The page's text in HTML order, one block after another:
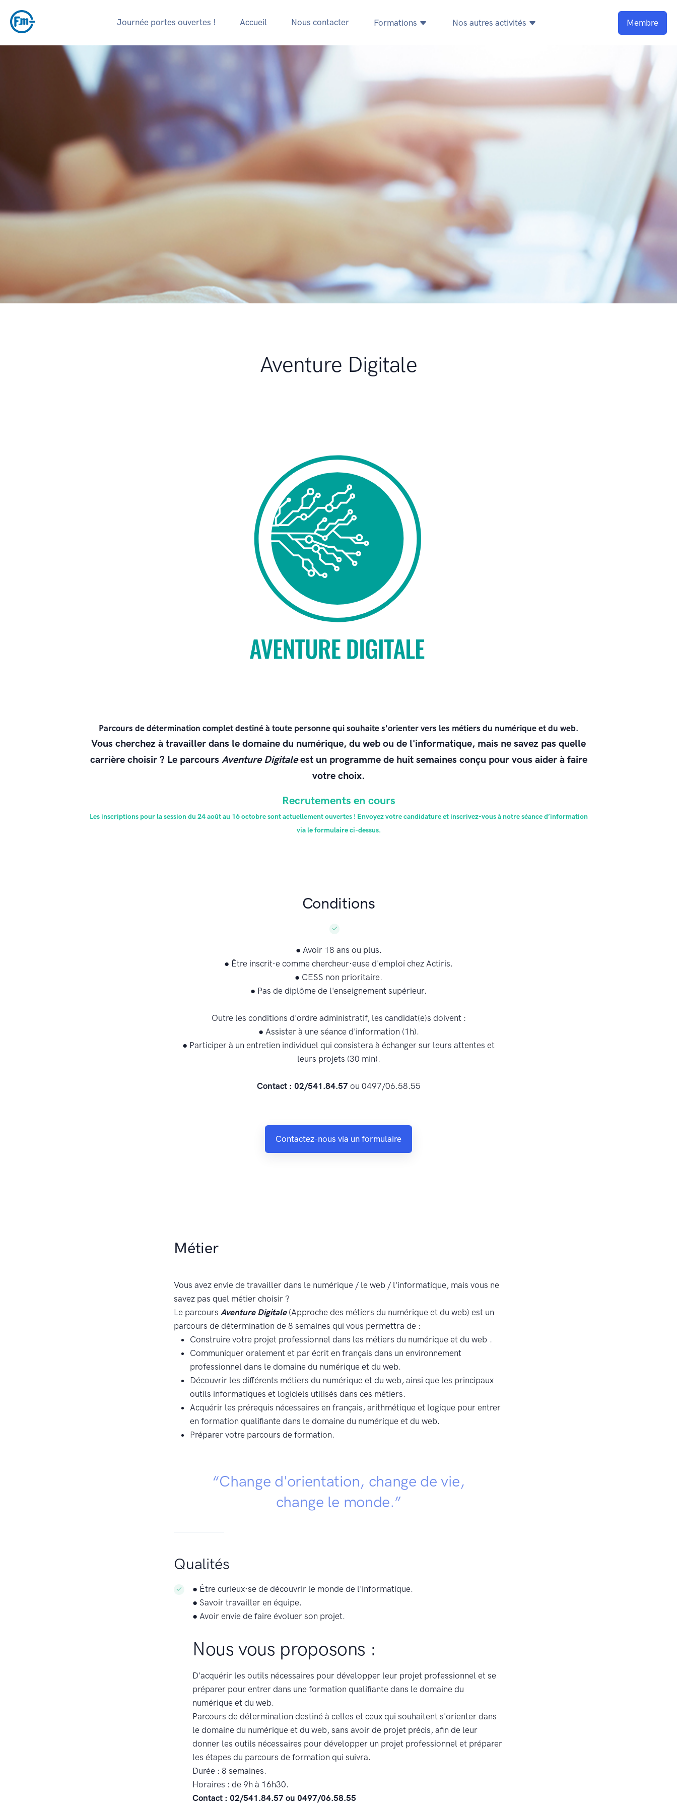
Journée portes ouvertes ! Accueil Nous contacter Formations Nos autres activités Membre
Aventure Digitale
Parcours de détermination complet destiné à toute personne qui souhaite s'orienter vers les métiers du numérique et du web.
Vous cherchez à travailler dans le domaine du numérique, du web ou de l'informatique, mais ne savez pas quelle
carrière choisir ? Le parcours Aventure Digitaleest un programme de huit semaines conçu pour vous aider à faire
votre choix.
Recrutements en cours
Les inscriptions pour la session du 24 août au 16 octobre sont actuellement ouvertes ! Envoyez votre candidature et inscrivez-vous à notre séance d’information
via le formulaire ci-dessus.
Conditions
● Avoir 18 ans ou plus.
● Être inscrit·e comme chercheur·euse d'emploi chez Actiris.
● CESS non prioritaire.
● Pas de diplôme de l'enseignement supérieur.
Outre les conditions d'ordre administratif, les candidat(e)s doivent :
● Assister à une séance d'information (1h).
● Participer à un entretien individuel qui consistera à échanger sur leurs attentes et
leurs projets (30 min).
Contact : 02/541.84.57ou 0497/06.58.55
Contactez-nous via un formulaire
Métier
Vous avez envie de travailler dans le numérique / le web / l'informatique, mais vous ne
savez pas quel métier choisir ?
Le parcoursAventure Digitale(Approche des métiers du numérique et du web) est un
parcours de détermination de 8 semaines qui vous permettra de :
Construire votre projet professionnel dans les métiers du numérique et du web .
Communiquer oralement et par écrit en français dans un environnement
professionnel dans le domaine du numérique et du web.
Découvrir les différents métiers du numérique et du web, ainsi que les principaux
outils informatiques et logiciels utilisés dans ces métiers.
Acquérir les prérequis nécessaires en français, arithmétique et logique pour entrer
en formation qualifiante dans le domaine du numérique et du web.
Préparer votre parcours de formation.
“Change d'orientation, change de vie,
change le monde.”
Qualités
● Être curieux·se de découvrir le monde de l'informatique.
● Savoir travailler en équipe.
● Avoir envie de faire évoluer son projet.
Nous vous proposons :
D'acquérir les outils nécessaires pour développer leur projet professionnel et se
préparer pour entrer dans une formation qualifiante dans le domaine du
numérique et du web.
Parcours de détermination destiné à celles et ceux qui souhaitent s'orienter dans
le domaine du numérique et du web, sans avoir de projet précis, afin de leur
donner les outils nécessaires pour développer un projet professionnel et préparer
les étapes du parcours de formation qui suivra.
Durée : 8 semaines.
Horaires : de 9h à 16h30.
Contact : 02/541.84.57 ou 0497/06.58.55